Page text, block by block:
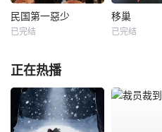
民国第一惡少
已完结
移巢
已完结
正在热播